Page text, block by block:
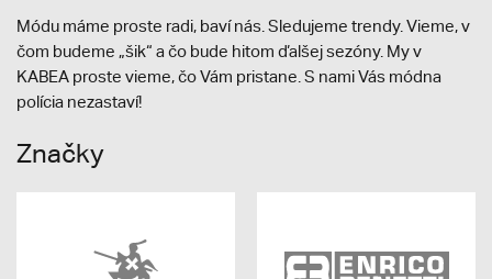
Módu máme proste radi, baví nás. Sledujeme trendy. Vieme, v
čom budeme „šik“ a čo bude hitom ďalšej sezóny. My v
KABEA proste vieme, čo Vám pristane. S nami Vás módna
polícia nezastaví!
Značky